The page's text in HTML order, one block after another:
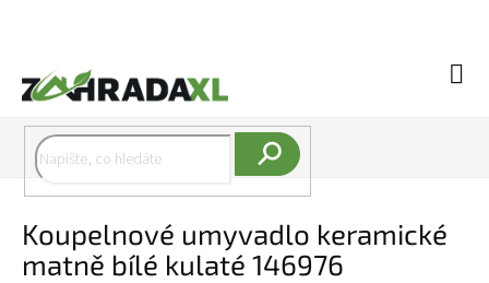
Koupelnové umyvadlo keramické
matně bílé kulaté 146976